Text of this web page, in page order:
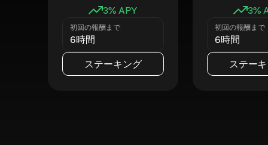
3% APY
初回の報酬まで
6時間
ステーキング
3%
初回の報酬まで
6時間
ステー